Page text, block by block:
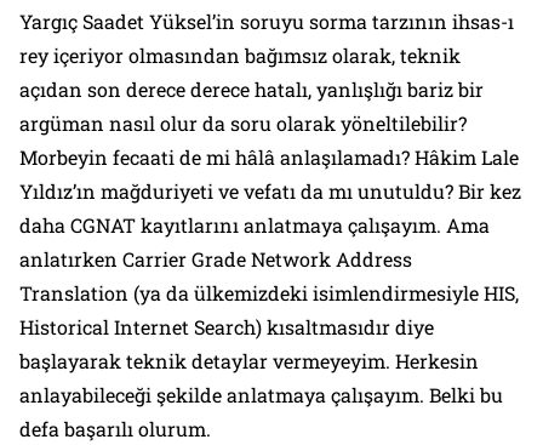
Yargıç Saadet Yüksel’in soruyu sorma tarzının ihsas-ı
rey içeriyor olmasından bağımsız olarak, teknik
açıdan son derece derece hatalı, yanlışlığı bariz bir
argüman nasıl olur da soru olarak yöneltilebilir?
Morbeyin fecaati de mi hâlâ anlaşılamadı? Hâkim Lale
Yıldız’ın mağduriyeti ve vefatı da mı unutuldu? Bir kez
daha CGNAT kayıtlarını anlatmaya çalışayım. Ama
anlatırken Carrier Grade Network Address
Translation (ya da ülkemizdeki isimlendirmesiyle HIS,
Historical Internet Search) kısaltmasıdır diye
başlayarak teknik detaylar vermeyeyim. Herkesin
anlayabileceği şekilde anlatmaya çalışayım. Belki bu
defa başarılı olurum.